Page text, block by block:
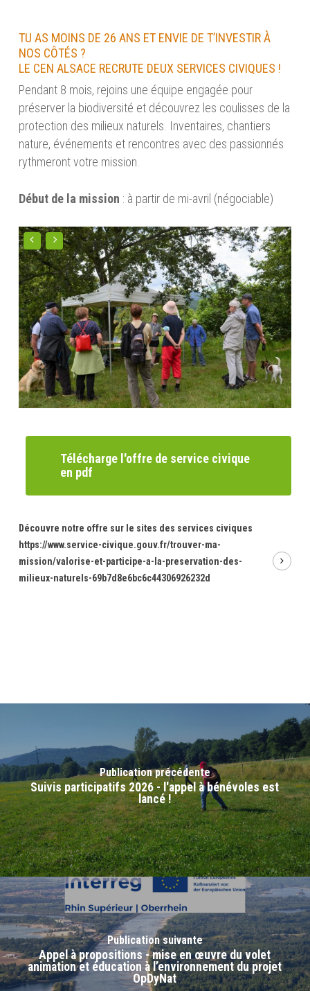
TU AS MOINS DE 26 ANS ET ENVIE DE T’INVESTIR À
NOS CÔTÉS ?
LE CEN ALSACE RECRUTE DEUX SERVICES CIVIQUES !
Pendant 8 mois, rejoins une équipe engagée pour
préserver la biodiversité et découvrez les coulisses de la
protection des milieux naturels. Inventaires, chantiers
nature, événements et rencontres avec des passionnés
rythmeront votre mission.
Début de la mission : à partir de mi-avril (négociable)
Télécharge l'offre de service civique
en pdf
Découvre notre offre sur le sites des services civiques
https://www.service-civique.gouv.fr/trouver-ma-
mission/valorise-et-participe-a-la-preservation-des-
milieux-naturels-69b7d8e6bc6c44306926232d
Publication précédente
Suivis participatifs 2026 - l'appel à bénévoles est
lancé !
Publication suivante
Appel à propositions - mise en œuvre du volet
animation et éducation à l’environnement du projet
OpDyNat